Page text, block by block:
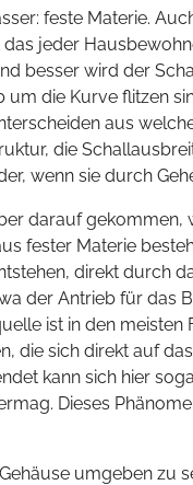
feste Materie.
jeder
besser wird der
die Kurve flitzen
aus
die
wenn sie durch
darauf
fester Materie
direkt durch
der Antrieb für das
ist in den
die sich direkt auf
kann sich hier
Dieses
umgeben zu